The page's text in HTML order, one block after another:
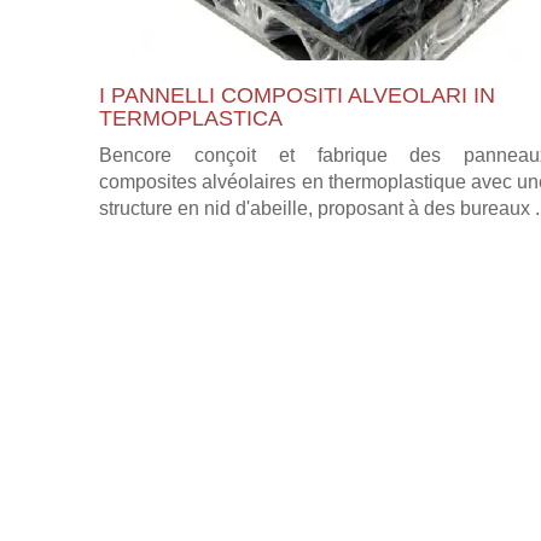
I PANNELLI COMPOSITI ALVEOLARI IN
TERMOPLASTICA
Bencore conçoit et fabrique des
composites alvéolaires en thermoplastique avec
structure en nid d'abeille, proposant à des bureaux